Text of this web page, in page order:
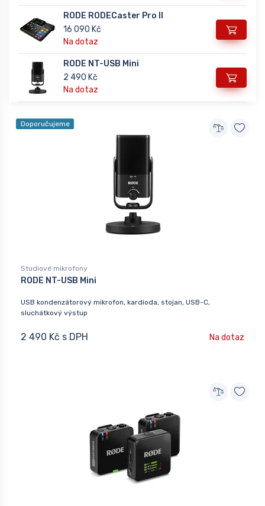
RODE RODECaster Pro II
16 090 Kč
Na dotaz
RODE NT-USB Mini
2 490 Kč
Na dotaz
Doporučujeme
Studiové mikrofony
RODE NT-USB Mini
USB kondenzátorový mikrofon, kardioda, stojan, USB-C,
sluchátkový výstup
2 490 Kč s DPH Na dotaz